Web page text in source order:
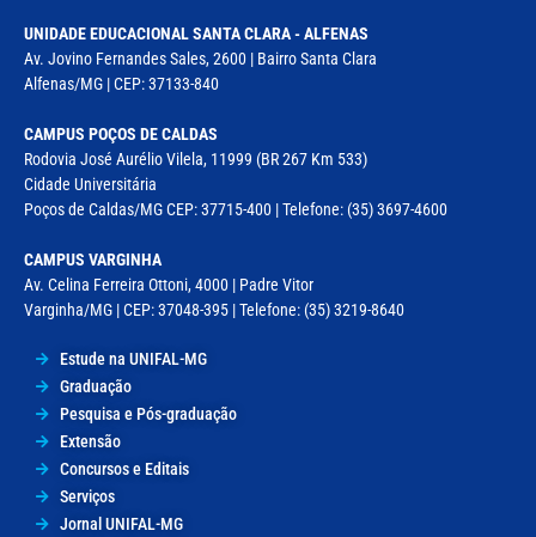
UNIDADE EDUCACIONAL SANTA CLARA - ALFENAS
Av. Jovino Fernandes Sales, 2600 | Bairro Santa Clara
Alfenas/MG | CEP: 37133-840
CAMPUS POÇOS DE CALDAS
Rodovia José Aurélio Vilela, 11999 (BR 267 Km 533)
Cidade Universitária
Poços de Caldas/MG CEP: 37715-400 | Telefone: (35) 3697-4600
CAMPUS VARGINHA
Av. Celina Ferreira Ottoni, 4000 | Padre Vitor
Varginha/MG | CEP: 37048-395 | Telefone: (35) 3219-8640
Estude na UNIFAL-MG
Graduação
Pesquisa e Pós-graduação
Extensão
Concursos e Editais
Serviços
Jornal UNIFAL-MG